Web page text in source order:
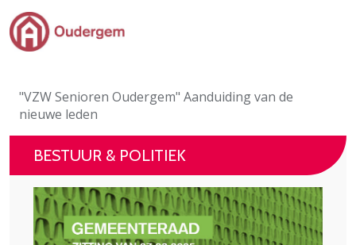
Ga naar de hoofdinhoud
Evenementen & Verenigingen
eLoket
Leven in Oudergem
In 1 klik
"VZW Senioren Oudergem" Aanduiding van de
nieuwe leden
BESTUUR & POLITIEK